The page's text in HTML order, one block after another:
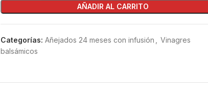
AÑADIR AL CARRITO
Categorías: Añejados 24 meses con infusión
Vinagres
balsámicos